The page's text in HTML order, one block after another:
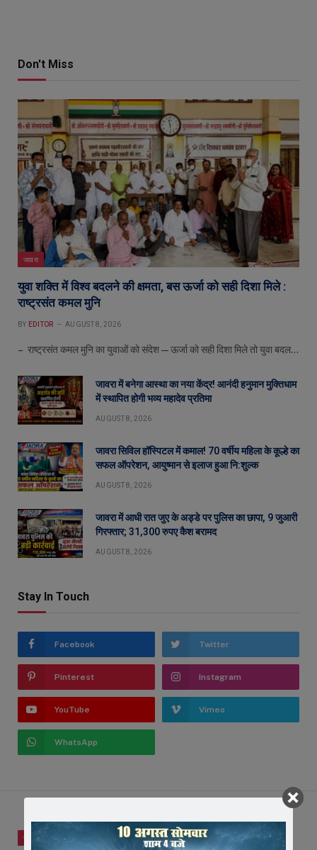
Don't Miss
जावरा
युवा शक्ति में विश्व बदलने की क्षमता, बस ऊर्जा को सही दिशा मिले :
राष्ट्रसंत कमल मुनि
BY EDITOR AUGUST 8, 2026
– राष्ट्रसंत कमल मुनि का युवाओं को संदेश—ऊर्जा को सही दिशा मिले तो युवा बदल…
जावरा में बनेगा आस्था का नया केंद्र! आनंदी हनुमान मुक्तिधाम
में स्थापित होगी भव्य महादेव प्रतिमा
AUGUST 8, 2026
जावरा सिविल हॉस्पिटल में कमाल! 70 वर्षीय महिला के कूल्हे का
सफल ऑपरेशन, आयुष्मान से इलाज हुआ नि:शुल्क
AUGUST 8, 2026
जावरा में आधी रात जुए के अड्डे पर पुलिस का छापा, 9 जुआरी
गिरफ्तार; 31,300 रुपए कैश बरामद
AUGUST 8, 2026
Stay In Touch
Facebook Twitter
Pinterest Instagram
YouTube Vimeo
WhatsApp
जावरा